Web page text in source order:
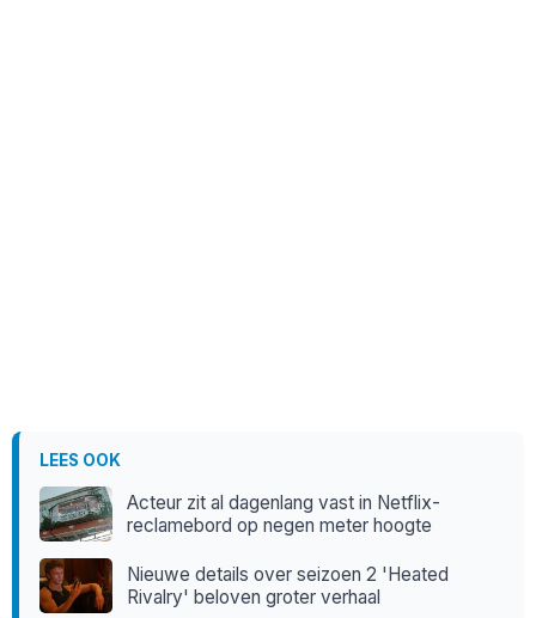
LEES OOK
Acteur zit al dagenlang vast in Netflix-
reclamebord op negen meter hoogte
Nieuwe details over seizoen 2 'Heated
Rivalry' beloven groter verhaal